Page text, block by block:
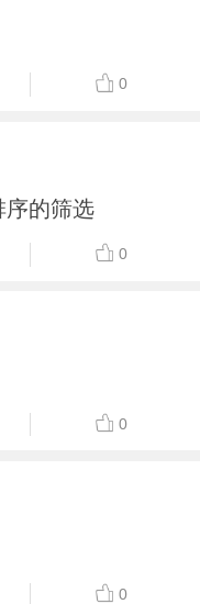
0
序的筛选
0
0
0